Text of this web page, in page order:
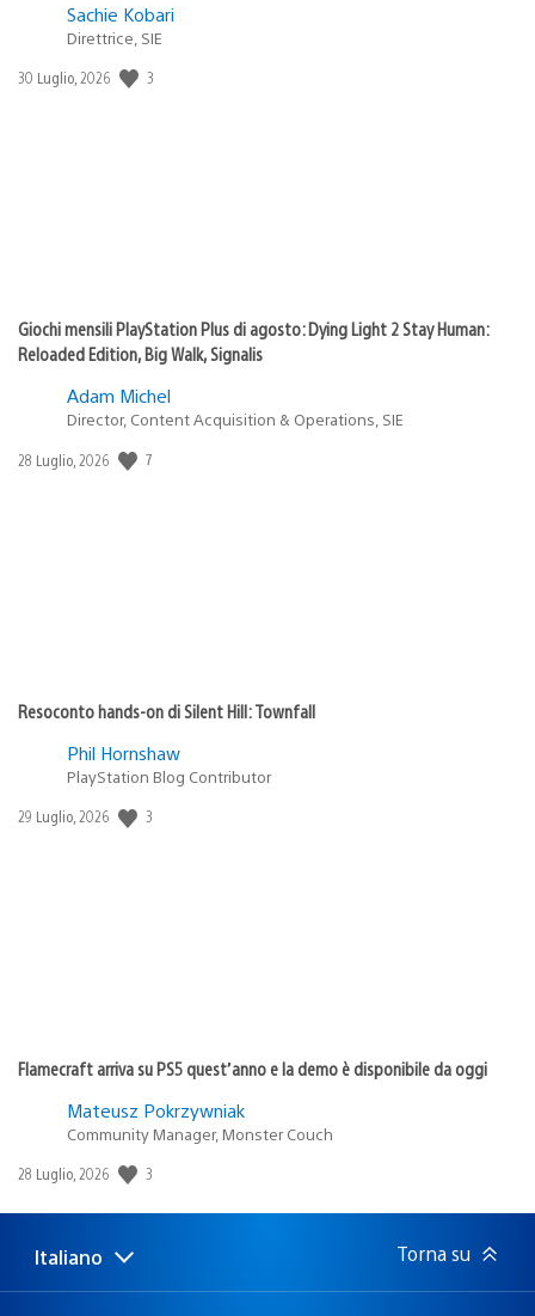
Sachie Kobari
Direttrice, SIE
Data
30 Luglio, 2026 3
Giochi mensili PlayStation Plus di agosto: Dying Light 2 Stay Human:
Reloaded Edition, Big Walk, Signalis
Adam Michel
Director, Content Acquisition & Operations, SIE
Data
28 Luglio, 2026 7
Resoconto hands-on di Silent Hill: Townfall
Phil Hornshaw
PlayStation Blog Contributor
Data
29 Luglio, 2026 3
Flamecraft arriva su PS5 quest’anno e la demo è disponibile da oggi
Mateusz Pokrzywniak
Community Manager, Monster Couch
Data
pubblicazione:
28 Luglio, 2026 3
Seleziona
una
Regione
attuale:
Italiano Torna su